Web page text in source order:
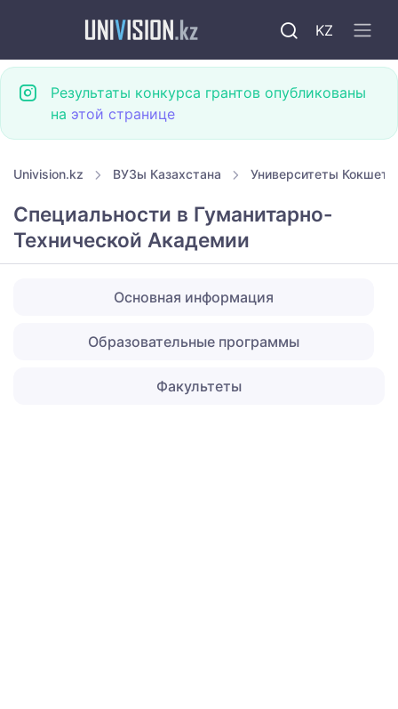
KZ
Результаты конкурса грантов опубликованы
на этой странице
Univision.kz ВУЗы Казахстана Университеты
Специальности в Гуманитарно-
Технической Академии
Основная информация
Образовательные программы
Факультеты